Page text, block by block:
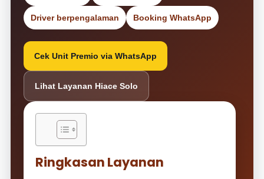
Driver berpengalaman Booking WhatsApp
Cek Unit Premio via WhatsApp
Lihat Layanan Hiace Solo
Ringkasan Layanan